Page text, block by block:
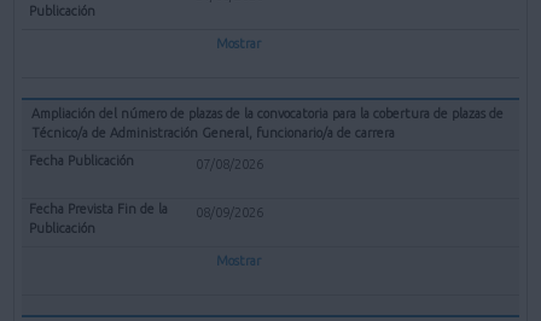
Mostrar
Ampliación del número de plazas de la convocatoria para la cobertura de plazas de
Técnico/a de Administración General, funcionario/a de carrera
07/08/2026
08/09/2026
Mostrar